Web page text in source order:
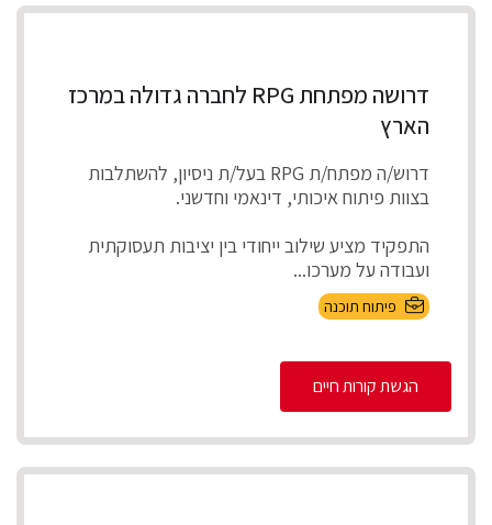
דרושה מפתחת RPG לחברה גדולה במרכז
הארץ
דרוש/ה מפתח/ת RPG בעל/ת ניסיון, להשתלבות
בצוות פיתוח איכותי, דינאמי וחדשני.
התפקיד מציע שילוב ייחודי בין יציבות תעסוקתית
ועבודה על מערכו...
פיתוח תוכנה
הגשת קורות חיים